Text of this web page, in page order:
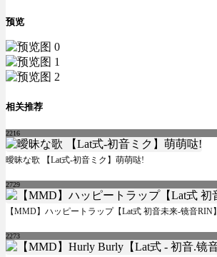
预览
相关推荐
2216
曖昧な歌 【Lat式-初音ミク】萌萌哒!
2729
【MMD】ハッピートラップ【Lat式 初音未来-镜音RIN】
2273